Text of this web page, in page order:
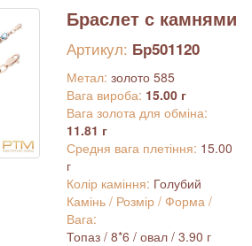
Браслет с камнями
Артикул: Бр501120
Метал: золото 585
Вага вироба: 15.00 г
Вага золота для обміна:
11.81 г
Средня вага плетіння: 15.00
г
Колір каміння: Голубий
Камінь / Розмір / Форма /
Вага:
Топаз / 8*6 / овал / 3.90 г